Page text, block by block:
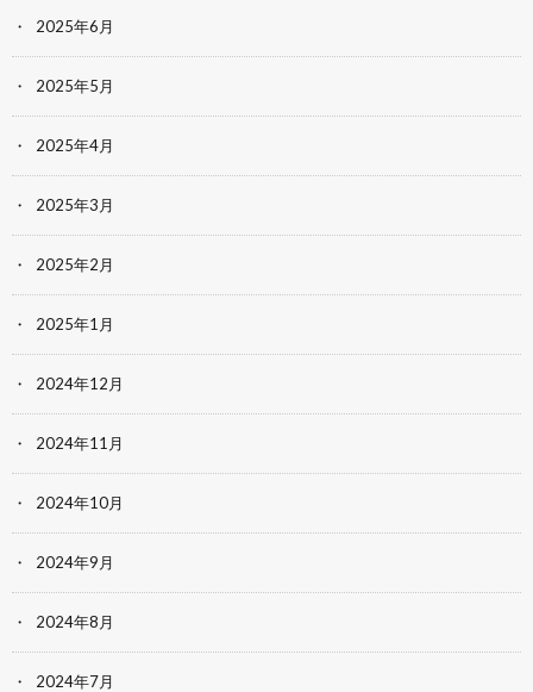
2025年6月
2025年5月
2025年4月
2025年3月
2025年2月
2025年1月
2024年12月
2024年11月
2024年10月
2024年9月
2024年8月
2024年7月